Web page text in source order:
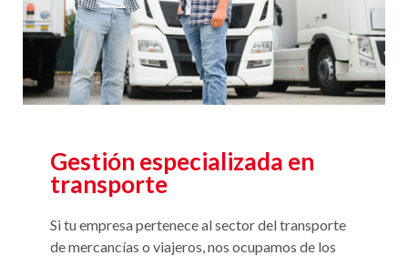
Gestión especializada en
transporte
Si tu empresa pertenece al sector del transporte